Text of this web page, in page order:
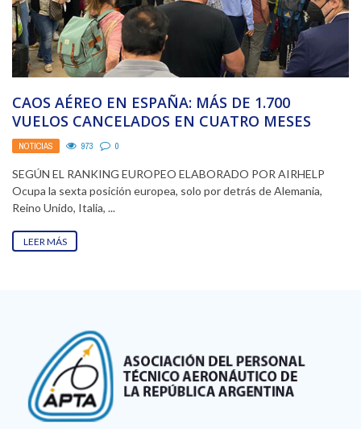
CAOS AÉREO EN ESPAÑA: MÁS DE 1.700
VUELOS CANCELADOS EN CUATRO MESES
NOTICIAS 973 0
SEGÚN EL RANKING EUROPEO ELABORADO POR AIRHELP
Ocupa la sexta posición europea, solo por detrás de Alemania,
Reino Unido, Italia, ...
LEER MÁS